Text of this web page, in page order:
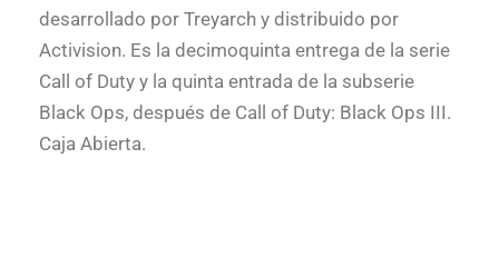
desarrollado por Treyarch y distribuido por
Activision. Es la decimoquinta entrega de la serie
Call of Duty y la quinta entrada de la subserie
Black Ops, después de Call of Duty: Black Ops III.
Caja Abierta.